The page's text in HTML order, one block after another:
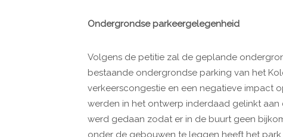
Ondergrondse parkeergelegenheid
Volgens de petitie zal de geplande
bestaande ondergrondse parking van het
verkeerscongestie en een negatieve impact
werden in het ontwerp inderdaad gelinkt
werd gedaan zodat er in de buurt geen
onder de gebouwen te leggen heeft het